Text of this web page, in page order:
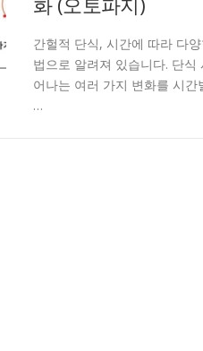
간헐적 단식, 시간에 따라 다
법으로 알려져 있습니다. 단
어나는 여러 가지 변화를 시
…